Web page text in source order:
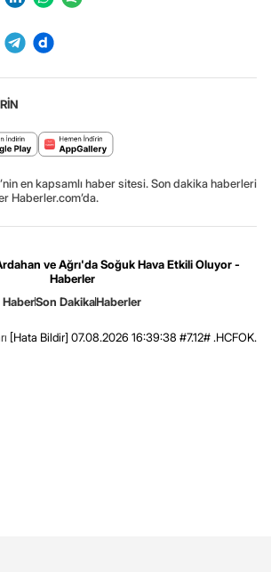
en kapsamlı haber sitesi. Son dakika haberleri
Haberler.com’da.
ve Ağrı'da Soğuk Hava Etkili Oluyor -
Haberler
HaberSon DakikaHaberler
[Hata Bildir] 07.08.2026 16:39:38 #7.12# .HCFOK.